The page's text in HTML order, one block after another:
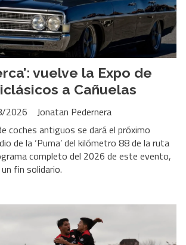
vuelve la Expo de
a Cañuelas
Jonatan Pedernera
2026
coches antiguos se dará el próximo
de la ‘Puma’ del kilómetro 88 de la ruta
completo del 2026 de este evento,
fin solidario.